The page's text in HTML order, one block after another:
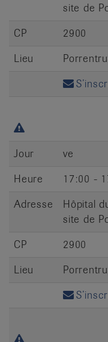
site de
CP
2900
Lieu
Jour
ve
Heure
17:00 -
Adresse
Hôpital
site de
CP
2900
Lieu